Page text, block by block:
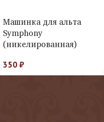
Машинка для альта
Symphony
(никелированная)
350₽